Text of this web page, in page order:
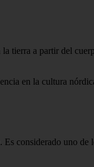
tierra a partir del
en la cultura
considerado uno de